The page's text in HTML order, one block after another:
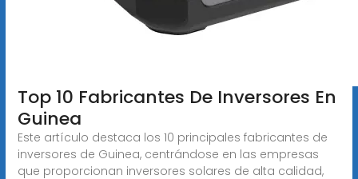
Top 10 Fabricantes De Inversores En
Guinea
Este artículo destaca los 10 principales fabricantes de
inversores de Guinea, centrándose en las empresas
que proporcionan inversores solares de alta calidad,